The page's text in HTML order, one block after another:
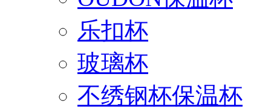
乐扣杯
玻璃杯
不绣钢杯保温杯